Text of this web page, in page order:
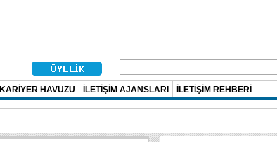
KARİYER HAVUZU İLETİŞİM AJANSLARI İLETİŞİM REHBERİ